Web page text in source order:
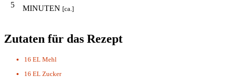
5 MINUTEN [ca.]
Zutaten für das Rezept
16 EL Mehl
16 EL Zucker